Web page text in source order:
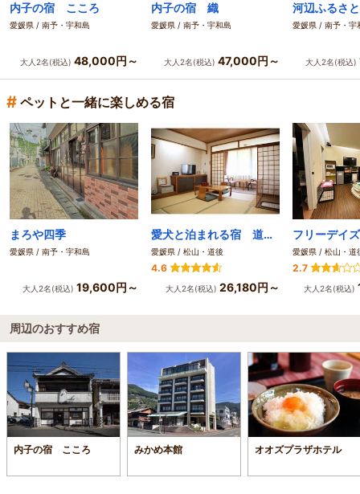
内子の宿 こころ
愛媛県 / 南予・宇和島
大人2名(税込) 48,000円～
内子の宿 織
愛媛県 / 南予・宇和島
大人2名(税込) 47,000円～
河辺ふるさ
愛媛県 / 南予・宇
大人2名(税込)
# ペットと一緒に楽しめる宿
まろや四季
愛媛県 / 南予・宇和島
大人2名(税込) 19,600円～
愛犬と泊まれる宿 道後温泉 別邸やすらぎ
愛媛県 / 松山・道後
4.6
大人2名(税込) 26,180円～
愛媛県 / 松山・道
2.7
大人2名(税込)
周辺のおすすめ宿
内子の宿 こころ みかめ本館 オオズプラザホテル